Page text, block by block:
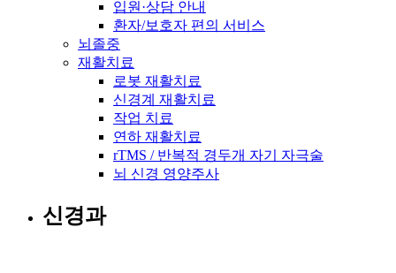
입원·상담 안내
환자/보호자 편의 서비스
뇌졸중
재활치료
로봇 재활치료
신경계 재활치료
작업 치료
연하 재활치료
rTMS / 반복적 경두개 자기 자극술
뇌 신경 영양주사
신경과